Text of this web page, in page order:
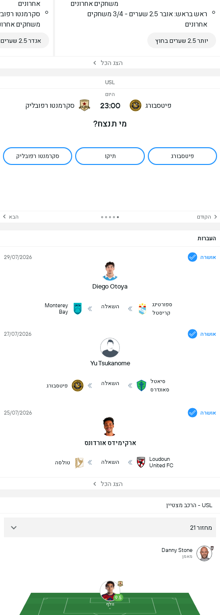
משחקים אחרונים
ראש בראש: אובר 2.5 שערים - 3/4 משחקים
אחרונים
יותר 2.5 שערים בחוץ
אחרונים
משחקים
אנדר 2.5 שערים
הצג הכל
USL
פיטסבורג
היום
23:00 סקרמנטו רפובליק
מי תנצח?
פיטסבורג תיקו סקרמנטו רפובליק
הקודם הבא
העברות
אושרה
Diego Otoya
29/07/2026
ספורטינג
קריסטל
השאלה
Monterey
Bay
אושרה
Yu Tsukanome
27/07/2026
סיאטל
סאונדרס
השאלה פיטסבורג
אושרה
ארקימידס אורדונס
25/07/2026
Loudoun
United FC
השאלה טולסה
הצג הכל
USL - הרכב מצטיין
מחזור 21
Danny Stone
מאמן
9.5
וולף